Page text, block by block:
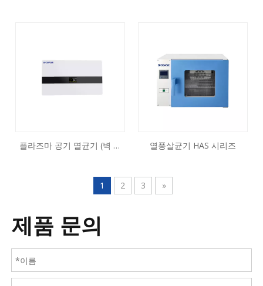
플라즈마 공기 멸균기 (벽 마
열풍살균기 HAS 시리즈
1 2 3 »
제품 문의